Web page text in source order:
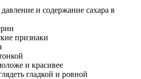
и содержание сахара в
признаки
и красивее
гладкой и ровной